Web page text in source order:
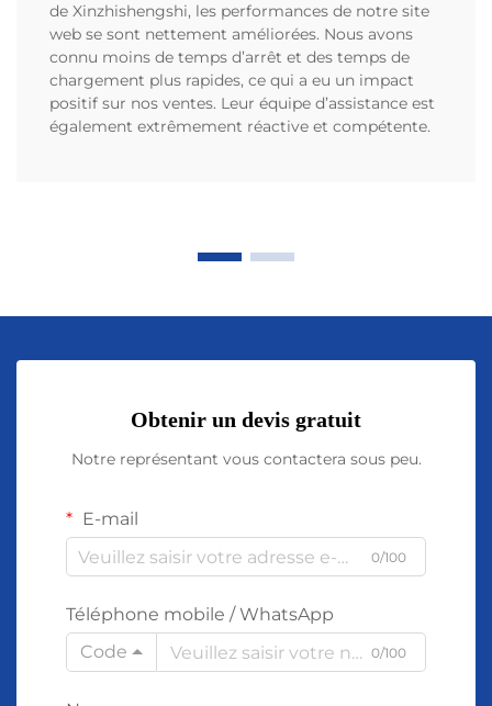
de Xinzhishengshi, les performances de notre site
web se sont nettement améliorées. Nous avons
connu moins de temps d’arrêt et des temps de
chargement plus rapides, ce qui a eu un impact
positif sur nos ventes. Leur équipe d’assistance est
également extrêmement réactive et compétente.
Obtenir un devis gratuit
Notre représentant vous contactera sous peu.
E-mail
0/100
Téléphone mobile / WhatsApp
Code
0/100